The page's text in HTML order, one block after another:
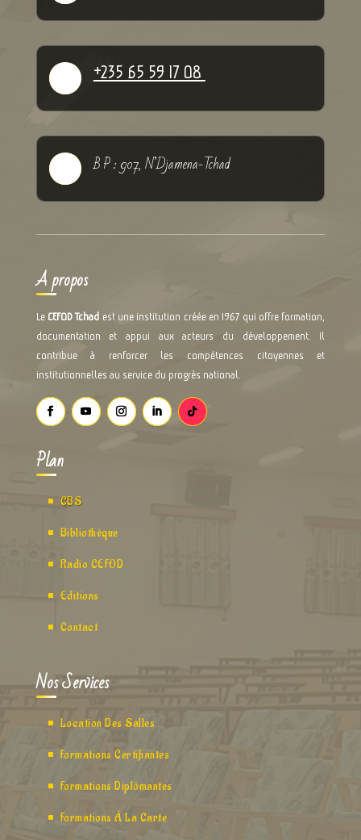
+235 65 59 17 08
B P : 907, N’Djamena-Tchad
A propos
LeCEFOD Tchad est une institution créée en 1967 qui offre formation,
documentation et appui aux acteurs du développement. Il
contribue à renforcer les compétences citoyennes et
institutionnelles au service du progrès national.
Plan
CBS
Bibliothèque
Radio CEFOD
Editions
Contact
Nos Services
Location Des Salles
Formations Certifiantes
Formations Diplômantes
Formations À La Carte